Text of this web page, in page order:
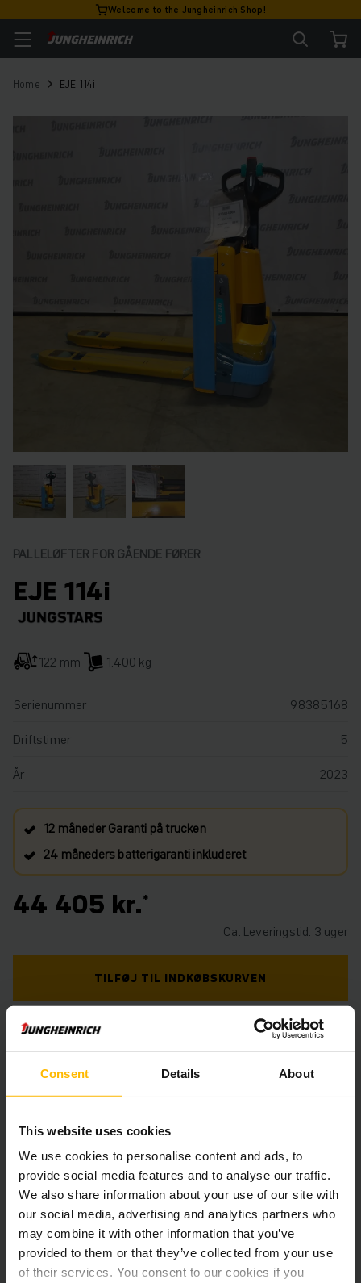
Consent Details About
This website uses cookies
We use cookies to personalise content and ads, to
provide social media features and to analyse our traffic.
We also share information about your use of our site with
our social media, advertising and analytics partners who
may combine it with other information that you’ve
provided to them or that they’ve collected from your use
of their services. You consent to our cookies if you
Welcome to the Jungheinrich Shop!
Home EJE 114i
PALLELØFTER FOR GÅENDE FØRER
EJE 114i
122 mm 1.400 kg
Serienummer
98385168
Driftstimer
5
År
2023
12 måneder Garanti på trucken
24 måneders batterigaranti inkluderet
44 405 kr.
Ca. Leveringstid: 3 uger
TILFØJ TIL INDKØBSKURVEN
HAR DU BRUG FOR HJÆLP? KONTAKT OS. KLIK
Produktinformation
Det følgende afsnit giver en omfattende oversigt over
køretøjets tekniske specifikationer og udstyr.
Teknisk information